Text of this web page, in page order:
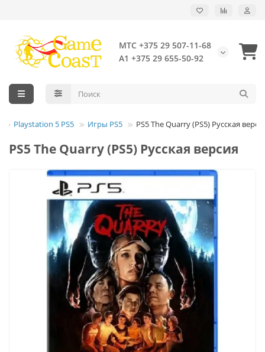
МТС +375 29 507-11-68
А1 +375 29 655-50-92
Playstation 5 PS5 Игры PS5 PS5 The Quarry (PS5) Русская
PS5 The Quarry (PS5) Русская версия